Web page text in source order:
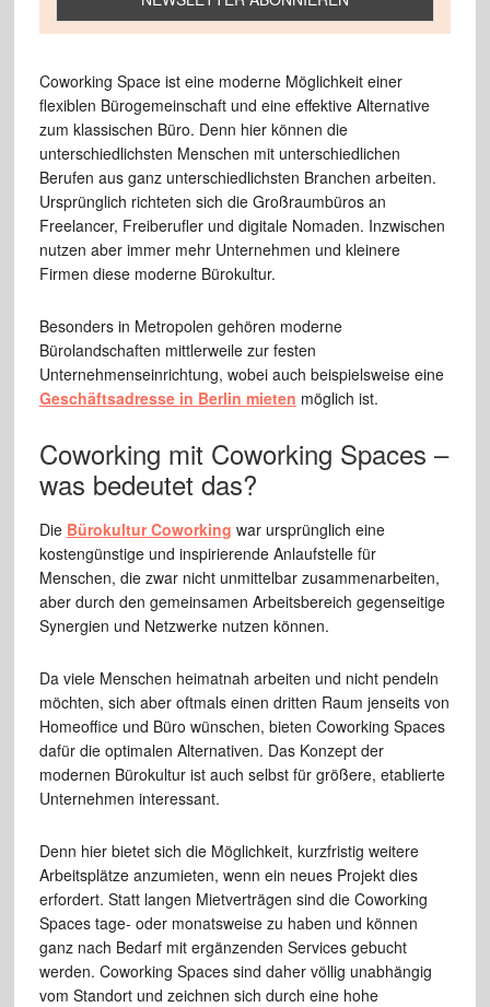
Coworking Space ist eine moderne Möglichkeit einer
flexiblen Bürogemeinschaft und eine effektive Alternative
zum klassischen Büro. Denn hier können die
unterschiedlichsten Menschen mit unterschiedlichen
Berufen aus ganz unterschiedlichsten Branchen arbeiten.
Ursprünglich richteten sich die Großraumbüros an
Freelancer, Freiberufler und digitale Nomaden. Inzwischen
nutzen aber immer mehr Unternehmen und kleinere
Firmen diese moderne Bürokultur.
Besonders in Metropolen gehören moderne
Bürolandschaften mittlerweile zur festen
Unternehmenseinrichtung, wobei auch beispielsweise eine
Geschäftsadresse in Berlin mieten möglich ist.
Coworking mit Coworking Spaces –
was bedeutet das?
Die Bürokultur Coworking war ursprünglich eine
kostengünstige und inspirierende Anlaufstelle für
Menschen, die zwar nicht unmittelbar zusammenarbeiten,
aber durch den gemeinsamen Arbeitsbereich gegenseitige
Synergien und Netzwerke nutzen können.
Da viele Menschen heimatnah arbeiten und nicht pendeln
möchten, sich aber oftmals einen dritten Raum jenseits von
Homeoffice und Büro wünschen, bieten Coworking Spaces
dafür die optimalen Alternativen. Das Konzept der
modernen Bürokultur ist auch selbst für größere, etablierte
Unternehmen interessant.
Denn hier bietet sich die Möglichkeit, kurzfristig weitere
Arbeitsplätze anzumieten, wenn ein neues Projekt dies
erfordert. Statt langen Mietverträgen sind die Coworking
Spaces tage- oder monatsweise zu haben und können
ganz nach Bedarf mit ergänzenden Services gebucht
werden. Coworking Spaces sind daher völlig unabhängig
vom Standort und zeichnen sich durch eine hohe